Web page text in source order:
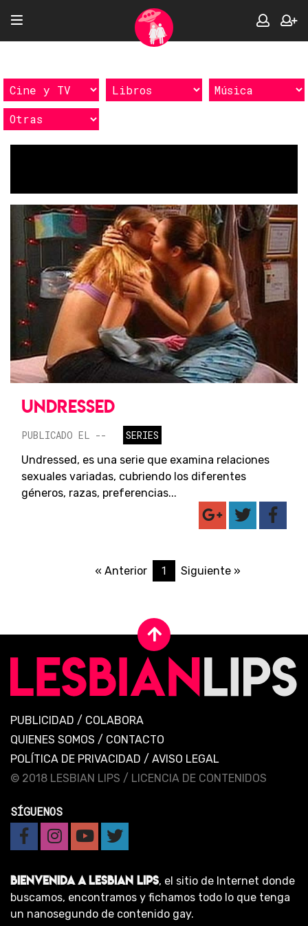
UNDRESSED
PUBLICADO EL --
SERIES
Undressed, es una serie que examina relaciones
sexuales variadas, cubriendo los diferentes
géneros, razas, preferencias...
« Anterior 1 Siguiente »
PUBLICIDAD / COLABORA
QUIENES SOMOS / CONTACTO
POLÍTICA DE PRIVACIDAD / AVISO LEGAL
© 2018 LESBIAN LIPS / LICENCIA DE CONTENIDOS
SÍGUENOS
BIENVENIDA A LESBIAN LIPS, el sitio de Internet donde
buscamos, encontramos y fichamos todo lo que tenga
un nanosegundo de contenido gay.